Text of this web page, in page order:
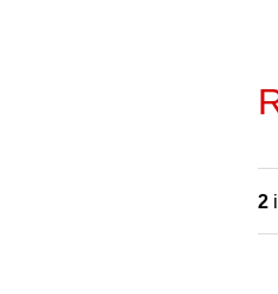
2